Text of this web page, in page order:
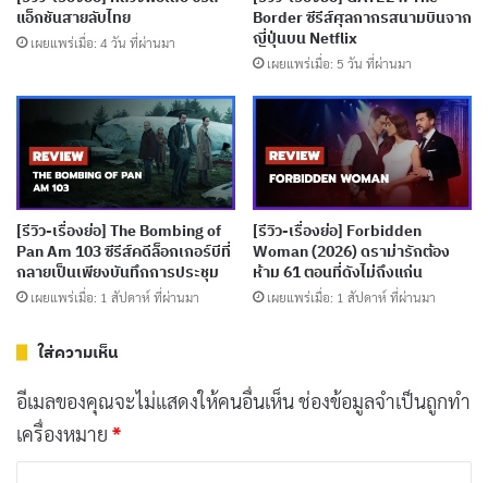
ลักษณะที่พบได้คือการตัดชิ้นส่วนของวัวอย่างแม่นยำ ตั้งแต่
ระบบสืบพันธุ์ไปจนถึงอวัยวะใบหน้า โดยไม่มีเลือดหลง
เหลืออยู่ และในบางกรณี วัวถูกวางในท่าที่ไม่น่าจะเกิดขึ้นได้
จากการล้มธรรมดา นอกจากนี้ ไม่มีสัตว์นักล่ามาใกล้ศพวัวที่
เน่าเปื่อย จนกระทั่งซากเหล่านั้นหลอมรวมกับพื้นดินและ
กระดูกที่เหลือยังคงสะอาดอยู่
บทความที่เกี่ยวข้อง
[รีวิว-เรื่องย่อ] Big Chicken: A Fast Food
การฟาสต์ฟู้ด
แอ็กชันสายลับไทย
เผยแพร่เมื่อ: 4 วัน ที่ผ่านมา
Border ซีรีส์ศุลกากรสนามบินจาก
ญี่ปุ่นบน Netflix
เผยแพร่เมื่อ: 5 วัน ที่ผ่านมา
[รีวิว-เรื่องย่อ] The Bombing of
Pan Am 103 ซีรีส์คดีล็อกเกอร์บีที่
กลายเป็นเพียงบันทึกการประชุม
เผยแพร่เมื่อ: 1 สัปดาห์ ที่ผ่านมา
[รีวิว-เรื่องย่อ] Forbidden
Woman (2026) ดราม่ารักต้อง
ห้าม 61 ตอนที่ดังไม่ถึงแก่น
เผยแพร่เมื่อ: 1 สัปดาห์ ที่ผ่านมา
ใส่ความเห็น
อีเมลของคุณจะไม่แสดงให้คนอื่นเห็นช่องข้อมูลจำเป็นถูกทำ
เครื่องหมาย *